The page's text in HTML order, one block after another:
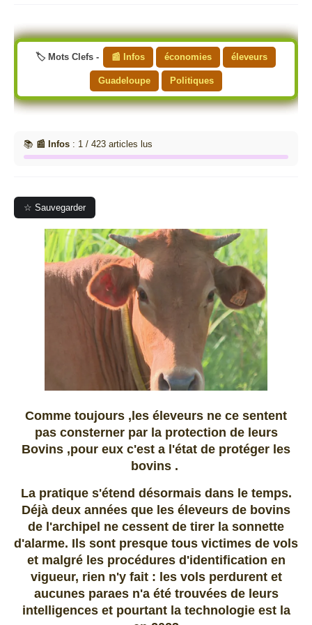
🏷️ Mots Clefs - 📰 Infos économies éleveurs
Guadeloupe Politiques
📚 📰 Infos : 1 / 423 articles lus
☆ Sauvegarder
Comme toujours ,les éleveurs ne ce sentent
pas consterner par la protection de leurs
Bovins ,pour eux c'est a l'état de protéger les
bovins .
La pratique s'étend désormais dans le temps.
Déjà deux années que les éleveurs de bovins
de l'archipel ne cessent de tirer la sonnette
d'alarme. Ils sont presque tous victimes de vols
et malgré les procédures d'identification en
vigueur, rien n'y fait : les vols perdurent et
aucunes paraes n'a été trouvées de leurs
intelligences et pourtant la technologie est la